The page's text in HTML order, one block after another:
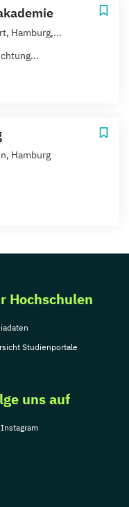
Hamburg,...
Hamburg
Hochschulen
Studienportale
uns auf
Instagram